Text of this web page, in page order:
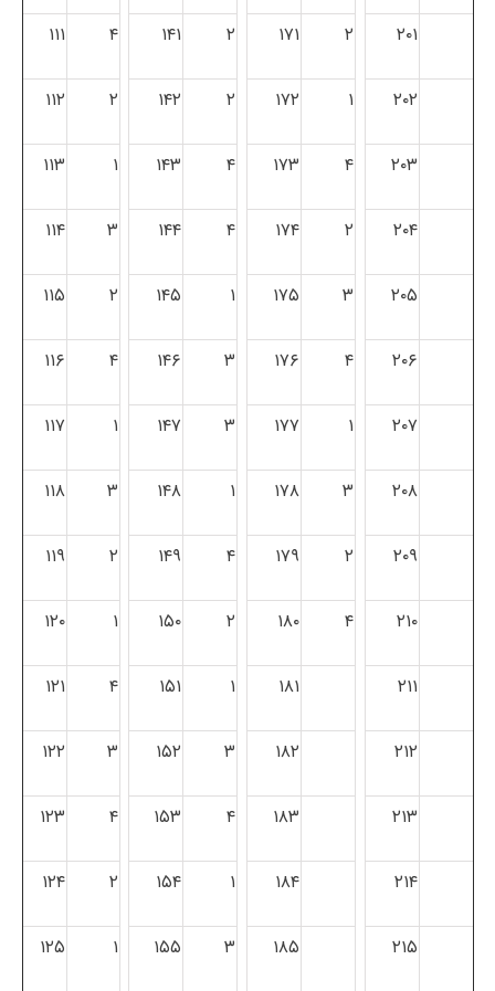
۲۰۱ ۲ ۱۷۱ ۲ ۱۴۱ ۴ ۱۱۱
۲۰۲ ۱ ۱۷۲ ۲ ۱۴۲ ۲ ۱۱۲
۲۰۳ ۴ ۱۷۳ ۴ ۱۴۳ ۱ ۱۱۳
۲۰۴ ۲ ۱۷۴ ۴ ۱۴۴ ۳ ۱۱۴
۲۰۵ ۳ ۱۷۵ ۱ ۱۴۵ ۲ ۱۱۵
۲۰۶ ۴ ۱۷۶ ۳ ۱۴۶ ۴ ۱۱۶
۲۰۷ ۱ ۱۷۷ ۳ ۱۴۷ ۱ ۱۱۷
۲۰۸ ۳ ۱۷۸ ۱ ۱۴۸ ۳ ۱۱۸
۲۰۹ ۲ ۱۷۹ ۴ ۱۴۹ ۲ ۱۱۹
۲۱۰ ۴ ۱۸۰ ۲ ۱۵۰ ۱ ۱۲۰
۲۱۱ ۱۸۱ ۱ ۱۵۱ ۴ ۱۲۱
۲۱۲ ۱۸۲ ۳ ۱۵۲ ۳ ۱۲۲
۲۱۳ ۱۸۳ ۴ ۱۵۳ ۴ ۱۲۳
۲۱۴ ۱۸۴ ۱ ۱۵۴ ۲ ۱۲۴
۲۱۵ ۱۸۵ ۳ ۱۵۵ ۱ ۱۲۵